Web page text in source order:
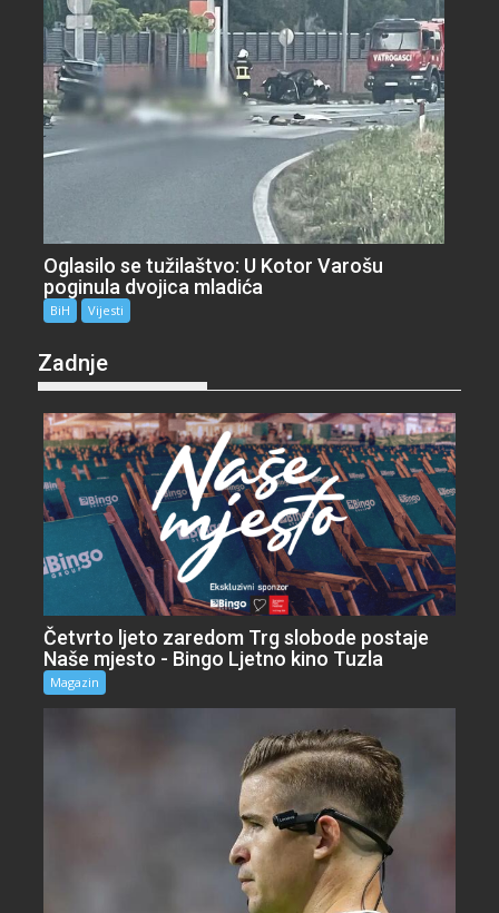
Oglasilo se tužilaštvo: U Kotor Varošu
poginula dvojica mladića
BiH Vijesti
Zadnje
Četvrto ljeto zaredom Trg slobode postaje
Naše mjesto - Bingo Ljetno kino Tuzla
Magazin